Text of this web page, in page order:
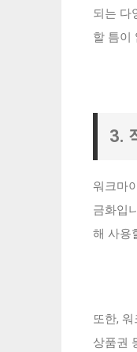
되는 다
할 틈이
3.
워크마
금화입
해 사용
또한,
상품권